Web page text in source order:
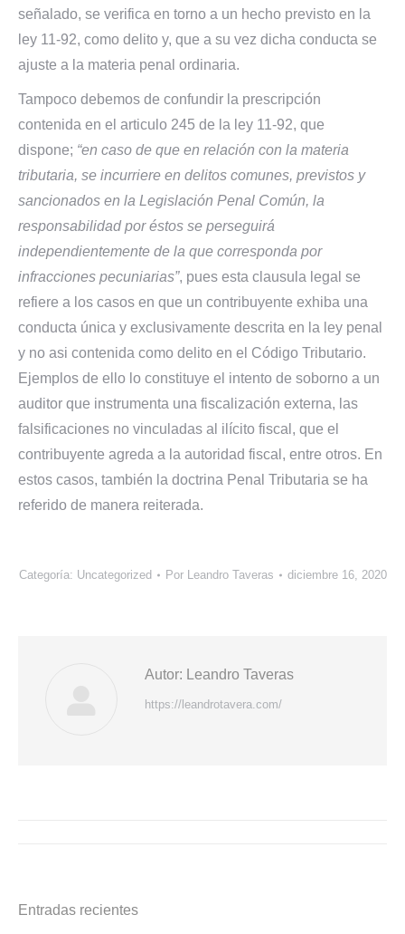
señalado, se verifica en torno a un hecho previsto en la
ley 11-92, como delito y, que a su vez dicha conducta se
ajuste a la materia penal ordinaria.
Tampoco debemos de confundir la prescripción
contenida en el articulo 245 de la ley 11-92, que
dispone; “en caso de que en relación con la materia
tributaria, se incurriere en delitos comunes, previstos y
sancionados en la Legislación Penal Común, la
responsabilidad por éstos se perseguirá
independientemente de la que corresponda por
infracciones pecuniarias”, pues esta clausula legal se
refiere a los casos en que un contribuyente exhiba una
conducta única y exclusivamente descrita en la ley penal
y no asi contenida como delito en el Código Tributario.
Ejemplos de ello lo constituye el intento de soborno a un
auditor que instrumenta una fiscalización externa, las
falsificaciones no vinculadas al ilícito fiscal, que el
contribuyente agreda a la autoridad fiscal, entre otros. En
estos casos, también la doctrina Penal Tributaria se ha
referido de manera reiterada.
Categoría: Uncategorized Por Leandro Taveras diciembre 16, 2020
Autor: Leandro Taveras
https://leandrotavera.com/
publicaciones
Entradas recientes